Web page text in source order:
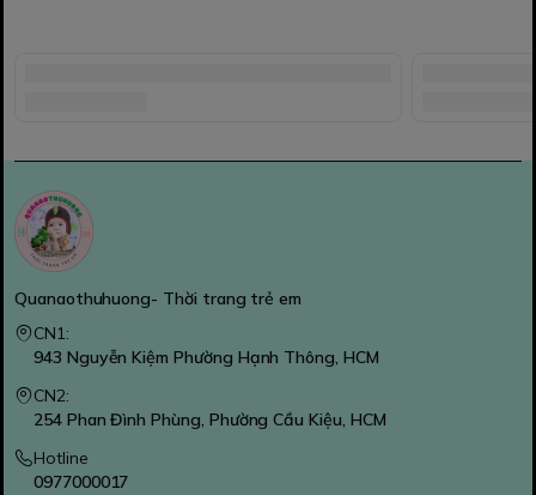
Quanaothuhuong- Thời trang trẻ em
CN1:
943 Nguyễn Kiệm Phường Hạnh Thông, HCM
CN2:
254 Phan Đình Phùng, Phường Cầu Kiệu, HCM
Hotline
0977000017